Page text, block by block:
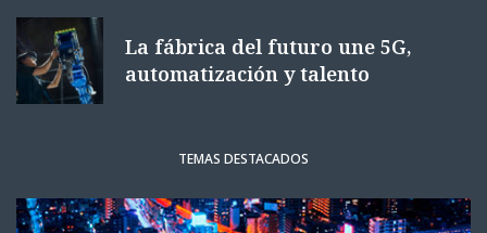
La fábrica del futuro une 5G,
automatización y talento
TEMAS DESTACADOS